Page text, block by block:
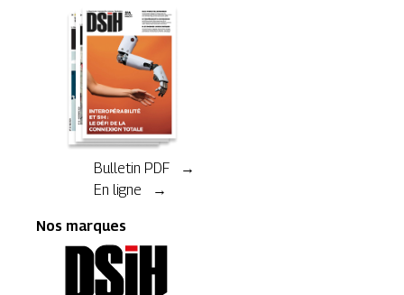
Bulletin PDF →
En ligne →
Nos marques